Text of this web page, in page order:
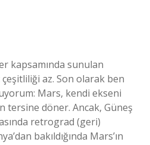
kapsamında sunulan
çeşitliliği az. Son olarak ben
Mars, kendi ekseni
tersine döner. Ancak, Güneş
retrograd (geri)
bakıldığında Mars’ın